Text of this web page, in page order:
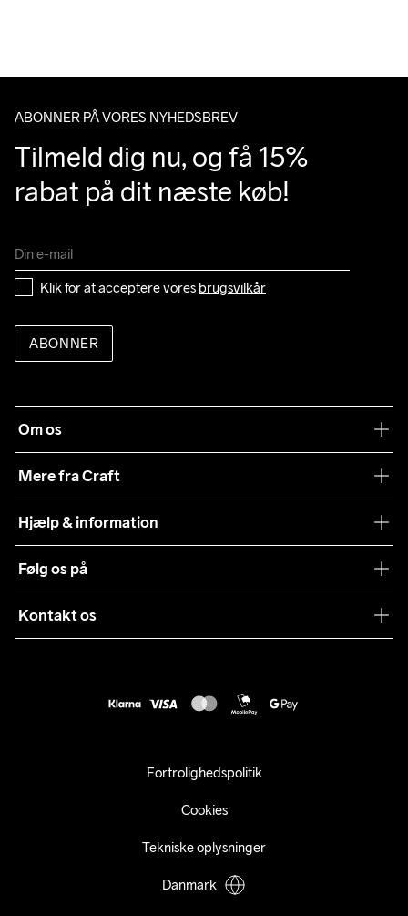
ABONNER PÅ VORES NYHEDSBREV
Tilmeld dig nu, og få 15%
rabat på dit næste køb!
Klik for at acceptere vores brugsvilkår
ABONNER
Om os
Mere fra Craft
Samarbejder
Presse
Sustainability
Hjælp & information
Levering
Kundeservice
Følg os på
Kontakt os
Fortrolighedspolitik
Cookies
Tekniske oplysninger
Danmark